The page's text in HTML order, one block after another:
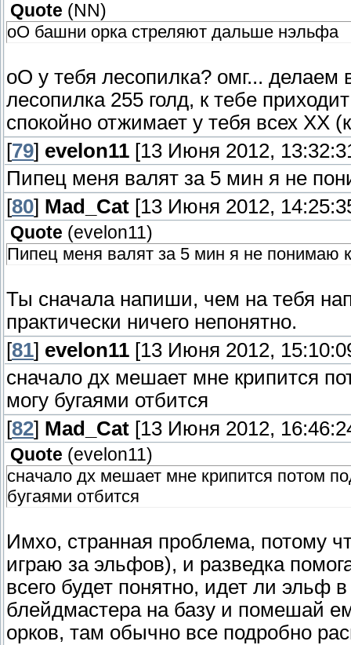
Quote (NN )
оО башни орка стреляют дальше нэльфа
оО у тебя лесопилка? омг... делаем
лесопилка 255 голд, к тебе
спокойно отжимает у тебя всех ХХ
[79] evelon11 [13 Июня 2012,
Пипец меня валят за 5 мин я не
[80] Mad_Cat [13 Июня 2012,
Quote (evelon11)
Пипец меня валят за 5 мин я не понимаю
Ты сначала напиши, чем на тебя
практически ничего непонятно.
[81] evelon11 [13 Июня 2012,
сначало дх мешает мне крипится
могу бугаями отбится
[82] Mad_Cat [13 Июня 2012,
Quote (evelon11)
сначало дх мешает мне крипится потом
бугаями отбится
Имхо, странная проблема, потому
играю за эльфов), и разведка
всего будет понятно, идет ли эльф
блейдмастера на базу и помешай
орков, там обычно все подробно